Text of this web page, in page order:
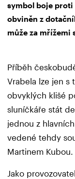
symbol boje
obviněn z
může za mřížemi
Příběh
Vrabela lze jen s
obvyklých klišé
sluníčkáře stát
jednou z
vedené tehdy
Martinem Kubou.
Jako